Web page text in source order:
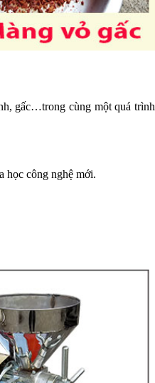
gấc…trong cùng một quá trình
học công nghệ mới.